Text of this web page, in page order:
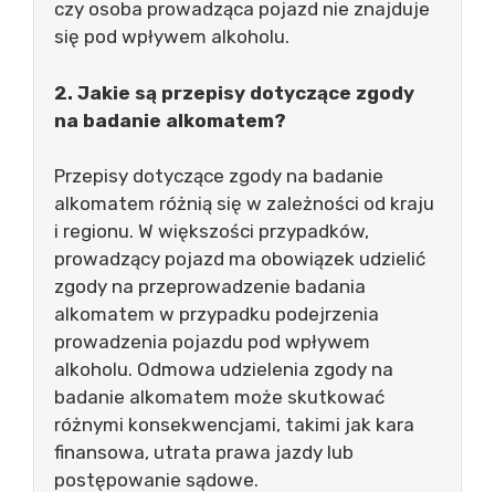
czy osoba prowadząca pojazd nie znajduje
się pod wpływem alkoholu.
2. Jakie są przepisy dotyczące zgody
na badanie alkomatem?
Przepisy dotyczące zgody na badanie
alkomatem różnią się w zależności od kraju
i regionu. W większości przypadków,
prowadzący pojazd ma obowiązek udzielić
zgody na przeprowadzenie badania
alkomatem w przypadku podejrzenia
prowadzenia pojazdu pod wpływem
alkoholu. Odmowa udzielenia zgody na
badanie alkomatem może skutkować
różnymi konsekwencjami, takimi jak kara
finansowa, utrata prawa jazdy lub
postępowanie sądowe.